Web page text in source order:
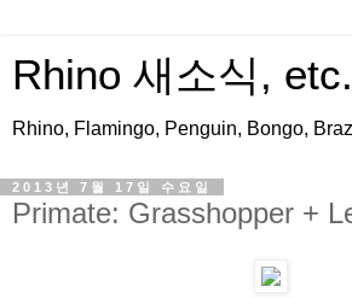
Rhino 새소식, etc.
Rhino, Flamingo, Penguin, Bongo,
2013년 7월 17일 수요일
Primate: Grasshopper +